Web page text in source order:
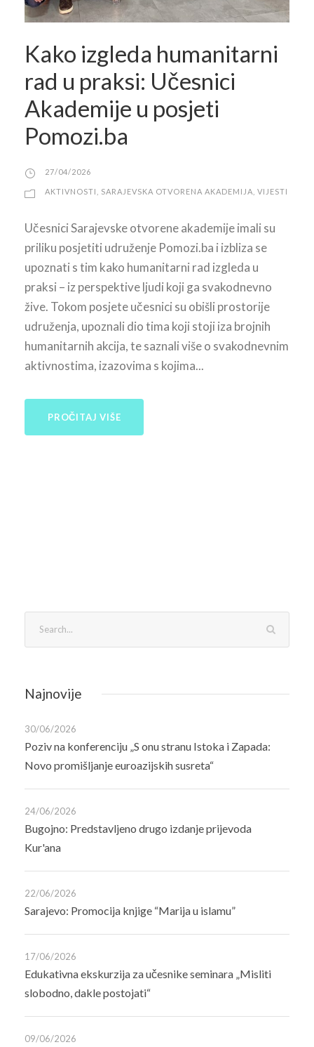
Kako izgleda humanitarni
rad u praksi: Učesnici
Akademije u posjeti
Pomozi.ba
27/04/2026
AKTIVNOSTI SARAJEVSKA OTVORENA AKADEMIJA VIJESTI
Učesnici Sarajevske otvorene akademije imali su
priliku posjetiti udruženje Pomozi.ba i izbliza se
upoznati s tim kako humanitarni rad izgleda u
praksi – iz perspektive ljudi koji ga svakodnevno
žive. Tokom posjete učesnici su obišli prostorije
udruženja, upoznali dio tima koji stoji iza brojnih
humanitarnih akcija, te saznali više o svakodnevnim
aktivnostima, izazovima s kojima...
PROČITAJ VIŠE
Najnovije
30/06/2026
Poziv na konferenciju „S onu stranu Istoka i Zapada:
Novo promišljanje euroazijskih susreta“
24/06/2026
Bugojno: Predstavljeno drugo izdanje prijevoda
Kur'ana
22/06/2026
Sarajevo: Promocija knjige “Marija u islamu”
17/06/2026
Edukativna ekskurzija za učesnike seminara „Misliti
slobodno, dakle postojati“
09/06/2026